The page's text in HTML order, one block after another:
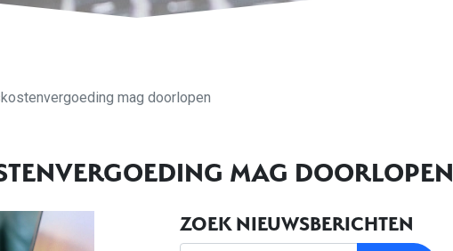
mag doorlopen
MAG DOORLOPEN
ZOEK NIEUWSBERICHTEN